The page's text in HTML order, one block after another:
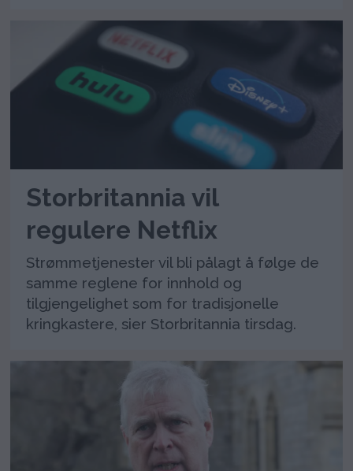
Storbritannia vil
regulere Netflix
Strømmetjenester vil bli pålagt å følge de
samme reglene for innhold og
tilgjengelighet som for tradisjonelle
kringkastere, sier Storbritannia tirsdag.